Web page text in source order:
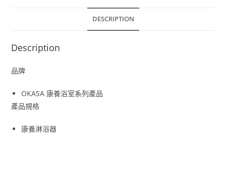
DESCRIPTION
Description
品牌
OKASA 康養浴室系列產品
產品規格
康養淋浴器